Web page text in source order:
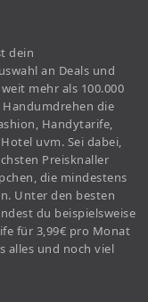
dein
an Deals und
mehr als 100.000
Handumdrehen die
Handytarife,
uvm. Sei dabei,
Preisknaller
die mindestens
Unter den besten
du beispielsweise
für 3,99€ pro Monat
alles und noch viel